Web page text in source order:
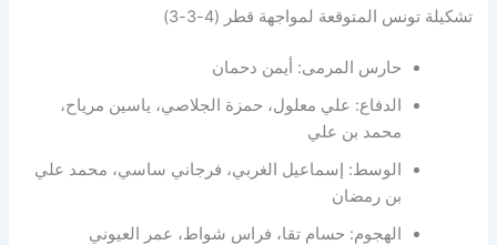
تشكيلة تونس المتوقعة لمواجهة قطر (4-3-3)
حارس المرمى: أيمن دحمان
الدفاع: علي معلول، حمزة الجلاصي، ياسين مرياح،
محمد بن علي
الوسط: إسماعيل الغربي، فرجاني ساسي، محمد علي
بن رمضان
الهجوم: حسام تقا، فراس شواط، عمر العيوني